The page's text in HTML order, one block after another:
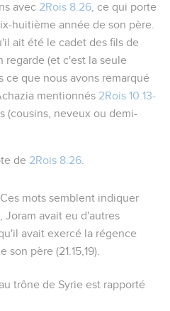
avec 2Rois 8.26 , ce qui porte
huitième année de son père.
ait été le cadet des fils de
regarde (et c'est la seule
ce que nous avons remarqué
mentionnés 2Rois 10.13-
(cousins, neveux ou demi-
de 2Rois 8.26
. Ces mots semblent indiquer
Joram avait eu d'autres
avait exercé la régence
son père (21.15,19).
trône de Syrie est rapporté